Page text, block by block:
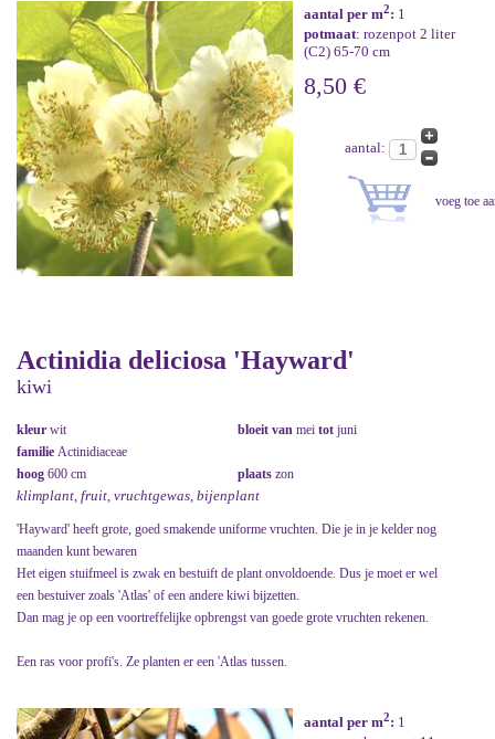
aantal per m2: 1
potmaat: rozenpot 2 liter
(C2) 65-70 cm
8,50 €
aantal:
Actinidia deliciosa 'Hayward'
kiwi
kleur wit bloeit van mei tot juni
familie Actinidiaceae
hoog 600 cm plaats zon
klimplant, fruit, vruchtgewas, bijenplant
'Hayward' heeft grote, goed smakende uniforme vruchten. Die je in je kelder nog
maanden kunt bewaren
Het eigen stuifmeel is zwak en bestuift de plant onvoldoende. Dus je moet er wel
een bestuiver zoals 'Atlas' of een andere kiwi bijzetten.
Dan mag je op een voortreffelijke opbrengst van goede grote vruchten rekenen.
Een ras voor profi's. Ze planten er een 'Atlas tussen.
aantal per m2: 1